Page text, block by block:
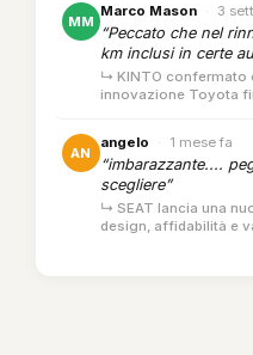
MM
Marco Mason · 3
“Peccato che nel
km inclusi in certe
↳ KINTO confermato
innovazione Toyota
AN
angelo · 1 mese fa
“imbarazzante....
scegliere”
↳ SEAT lancia una
design, affidabilità e